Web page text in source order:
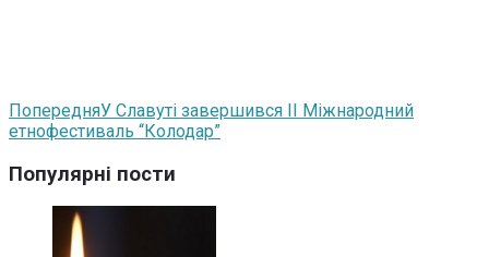
ПопередняУ Славуті завершився II Міжнародний
етнофестиваль “Колодар”
Популярні пости